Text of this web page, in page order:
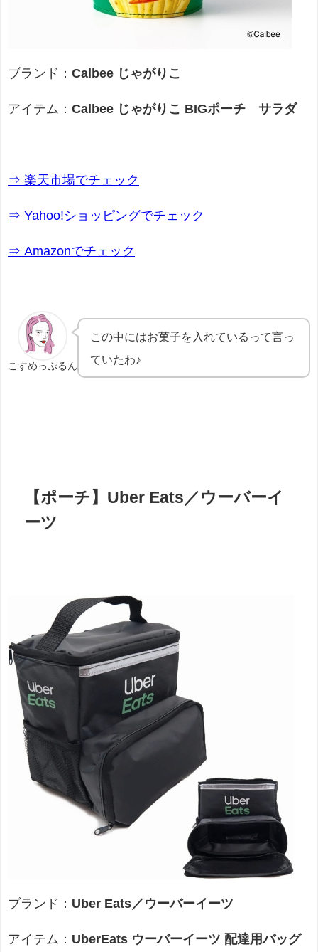
ブランド： Calbee じゃがりこ
アイテム： Calbee じゃがりこ BIGポーチ サラダ
⇒ 楽天市場でチェック
⇒ Yahoo!ショッピングでチェック
⇒ Amazonでチェック
こすめっぷるん
この中にはお菓子を入れているって言っ
ていたわ♪
【ポーチ】 Uber Eats／ウーバーイ
ーツ
ブランド： Uber Eats／ウーバーイーツ
アイテム： UberEats ウーバーイーツ 配達用バッグ